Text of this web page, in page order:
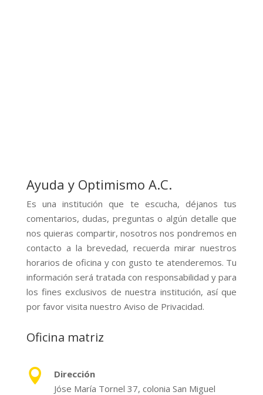
Ayuda y Optimismo A.C.
Es una institución que te escucha, déjanos tus
comentarios, dudas, preguntas o algún detalle que
nos quieras compartir, nosotros nos pondremos en
contacto a la brevedad, recuerda mirar nuestros
horarios de oficina y con gusto te atenderemos. Tu
información será tratada con responsabilidad y para
los fines exclusivos de nuestra institución, así que
por favor visita nuestro Aviso de Privacidad.
Oficina matriz

Dirección
Jóse María Tornel 37, colonia San Miguel